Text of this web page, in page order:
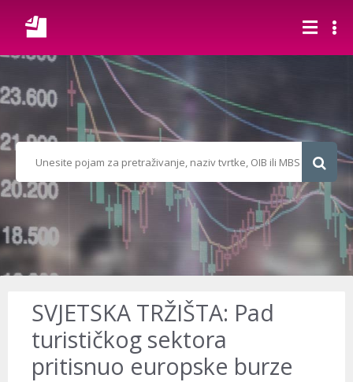
SVJETSKA TRŽIŠTA: Pad
turističkog sektora
pritisnuo europske burze